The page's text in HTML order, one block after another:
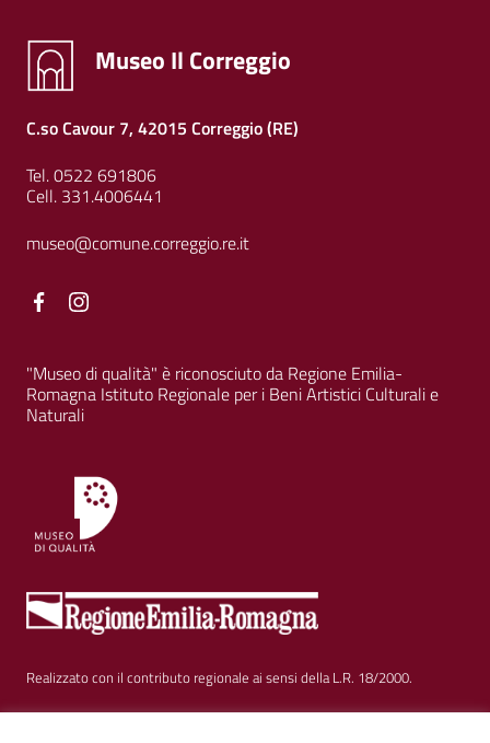
Museo Il Correggio
C.so Cavour 7, 42015 Correggio (RE)
Tel. 0522 691806
Cell. 331.4006441
museo@comune.correggio.re.it
Facebook
"Museo di qualità" è riconosciuto da Regione Emilia-
Romagna Istituto Regionale per i Beni Artistici Culturali e
Naturali
Realizzato con il contributo regionale ai sensi della L.R. 18/2000.